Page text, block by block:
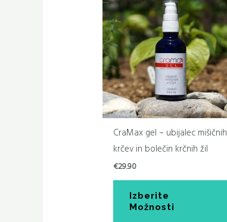
CraMax gel – ubijalec mišičnih
krčev in bolečin krčnih žil
€29.90
Izberite
Možnosti